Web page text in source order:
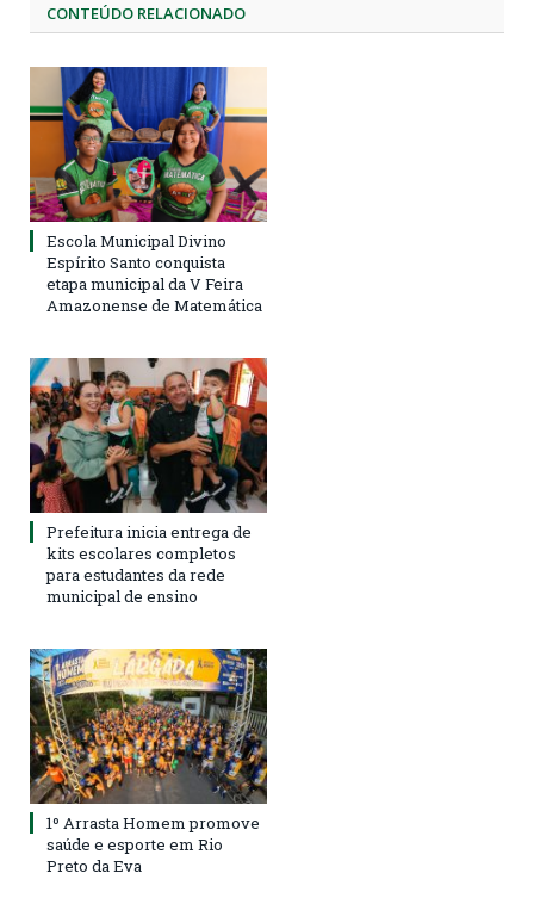
CONTEÚDO RELACIONADO
Escola Municipal Divino
Espírito Santo conquista
etapa municipal da V Feira
Amazonense de Matemática
Prefeitura inicia entrega de
kits escolares completos
para estudantes da rede
municipal de ensino
1º Arrasta Homem promove
saúde e esporte em Rio
Preto da Eva